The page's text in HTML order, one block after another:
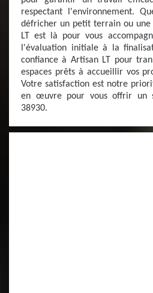
respectant l'environnement.
défricher un petit terrain ou une
LT est là pour vous
l'évaluation initiale à la
confiance à Artisan LT pour
espaces prêts à accueillir vos
Votre satisfaction est notre
en œuvre pour vous offrir un
38930.